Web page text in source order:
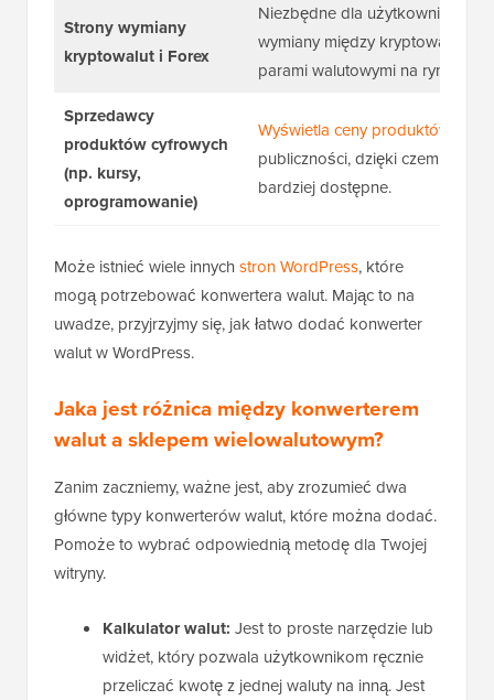
Strony wymiany
kryptowalut i Forex
Niezbędne dla użytkowników
wymiany między
parami walutowymi na rynku
Sprzedawcy
produktów cyfrowych
(np. kursy,
oprogramowanie)
Wyświetla ceny produktów
publiczności, dzięki czemu
bardziej dostępne.
Może istnieć wiele innychstron WordPress, które
mogą potrzebować konwertera walut. Mając to na
uwadze, przyjrzyjmy się, jak łatwo dodać konwerter
walut w WordPress.
Jaka jest różnica między konwerterem
walut a sklepem wielowalutowym?
Zanim zaczniemy, ważne jest, aby zrozumieć dwa
główne typy konwerterów walut, które można dodać.
Pomoże to wybrać odpowiednią metodę dla Twojej
witryny.
Kalkulator walut: Jest to proste narzędzie lub
widżet, który pozwala użytkownikom ręcznie
przeliczać kwotę z jednej waluty na inną. Jest